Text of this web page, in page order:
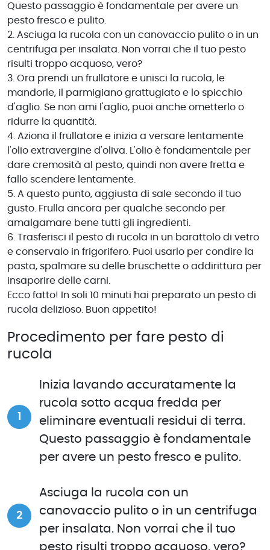
Questo passaggio è fondamentale per avere un
pesto fresco e pulito.
2. Asciuga la rucola con un canovaccio pulito o in un
centrifuga per insalata. Non vorrai che il tuo pesto
risulti troppo acquoso, vero?
3. Ora prendi un frullatore e unisci la rucola, le
mandorle, il parmigiano grattugiato e lo spicchio
d'aglio. Se non ami l'aglio, puoi anche ometterlo o
ridurre la quantità.
4. Aziona il frullatore e inizia a versare lentamente
l'olio extravergine d'oliva. L'olio è fondamentale per
dare cremosità al pesto, quindi non avere fretta e
fallo scendere lentamente.
5. A questo punto, aggiusta di sale secondo il tuo
gusto. Frulla ancora per qualche secondo per
amalgamare bene tutti gli ingredienti.
6. Trasferisci il pesto di rucola in un barattolo di vetro
e conservalo in frigorifero. Puoi usarlo per condire la
pasta, spalmare su delle bruschette o addirittura per
insaporire delle carni.
Ecco fatto! In soli 10 minuti hai preparato un pesto di
rucola delizioso. Buon appetito!
Procedimento per fare pesto di
rucola
Inizia lavando accuratamente la
rucola sotto acqua fredda per
eliminare eventuali residui di terra.
Questo passaggio è fondamentale
per avere un pesto fresco e pulito.
Asciuga la rucola con un
canovaccio pulito o in un centrifuga
per insalata. Non vorrai che il tuo
pesto risulti troppo acquoso, vero?